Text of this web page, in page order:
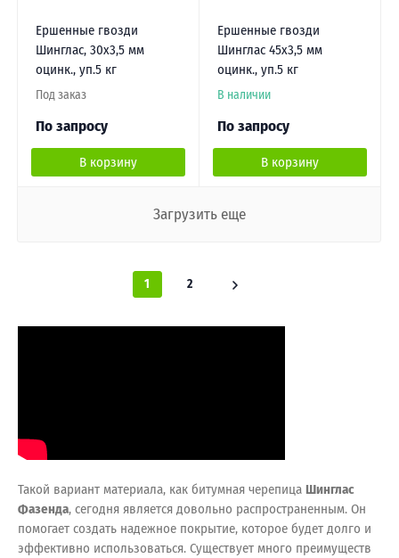
Ершенные гвозди
Шинглас, 30х3,5 мм
оцинк., уп.5 кг
Под заказ
По запросу
В корзину
Ершенные гвозди
Шинглас 45х3,5 мм
оцинк., уп.5 кг
В наличии
По запросу
В корзину
Загрузить еще
1 2
Такой вариант материала, как битумная черепица Шинглас
Фазенда, сегодня является довольно распространенным. Он
помогает создать надежное покрытие, которое будет долго и
эффективно использоваться. Существует много преимуществ